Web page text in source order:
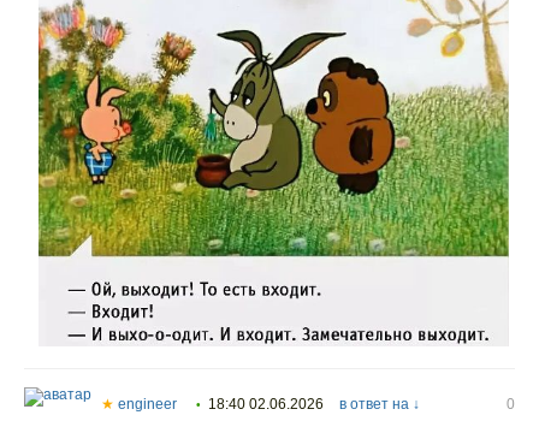
★ engineer • 18:40 02.06.2026 в ответ на ↓
0